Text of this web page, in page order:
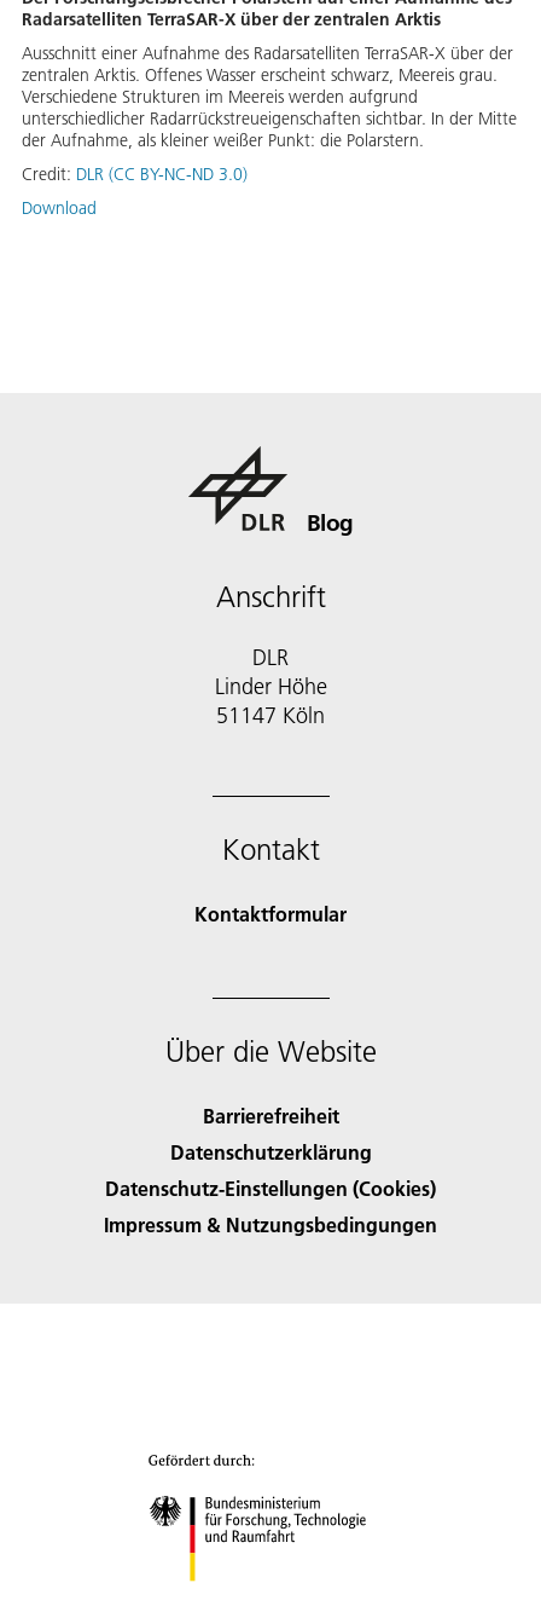
Radarsatelliten TerraSAR-X über der zentralen Arktis
Ausschnitt einer Aufnahme des Radarsatelliten TerraSAR-X über der
zentralen Arktis. Offenes Wasser erscheint schwarz, Meereis grau.
Verschiedene Strukturen im Meereis werden aufgrund
unterschiedlicher Radarrückstreueigenschaften sichtbar. In der Mitte
der Aufnahme, als kleiner weißer Punkt: die Polarstern.
Credit: DLR (CC BY-NC-ND 3.0)
Download
Blog
Anschrift
DLR
Linder Höhe
51147 Köln
Kontakt
Kontaktformular
Über die Website
Barrierefreiheit
Datenschutzerklärung
Datenschutz-Einstellungen (Cookies)
Impressum & Nutzungsbedingungen